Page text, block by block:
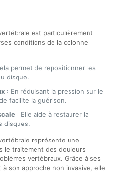
est particulièrement
conditions de la colonne
permet de repositionner les
disque.
: En réduisant la pression sur le
facilite la guérison.
: Elle aide à restaurer la
disques.
représente une
le traitement des douleurs
vertébraux. Grâce à ses
son approche non invasive, elle